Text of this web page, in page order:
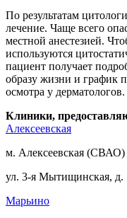
По результатам
лечение. Чаще всего
местной анестезией.
используются
пациент получает
образу жизни и график
осмотра у дерматологов.
Клиники,
Алексеевская
м. Алексеевская (СВАО)
ул. 3-я Мытищинская, д.
Марьино